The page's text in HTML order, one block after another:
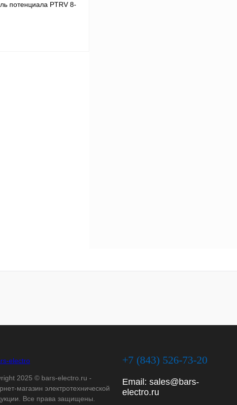
потенциала PTRV 8-
2025 © bars-electro.ru -
магазин электротехнической
Все права защищены.
+7 (843) 526-73-20
Email: sales@bars-
electro.ru